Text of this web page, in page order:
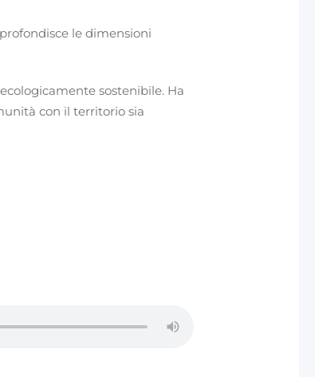
le dimensioni
sostenibile. Ha
con il territorio sia